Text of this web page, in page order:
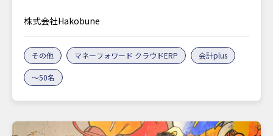
株式会社Hakobune
その他 マネーフォワード クラウドERP 会計plus
〜50名